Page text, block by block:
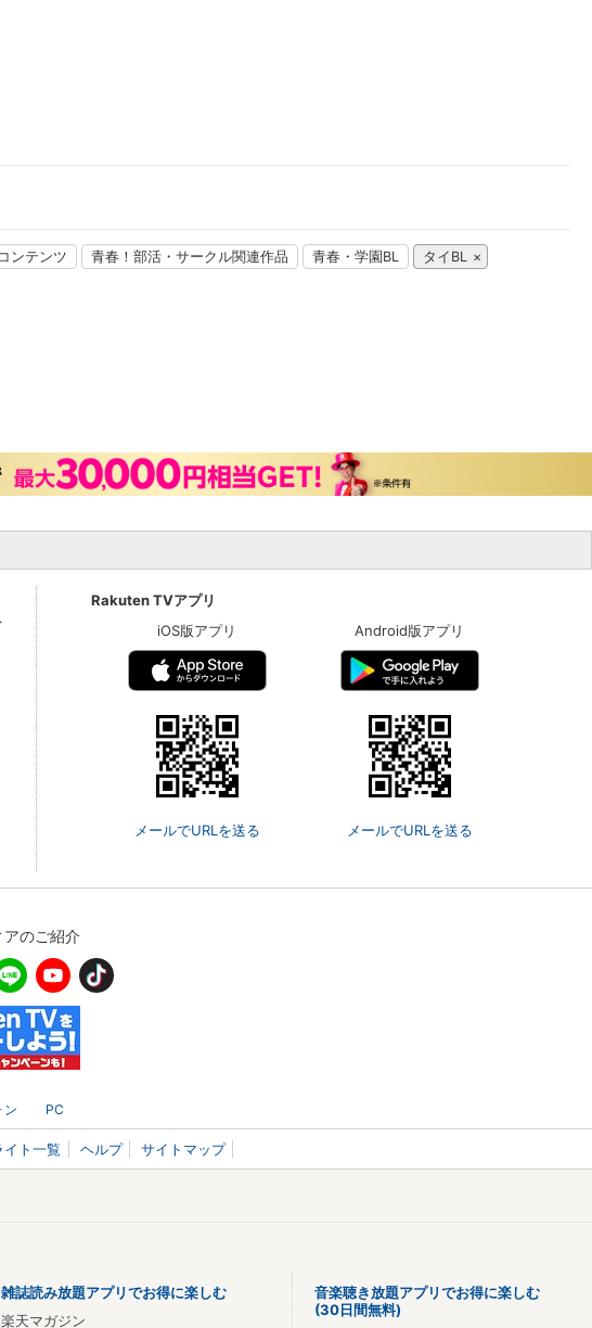
ンテンツ 青春！部活・サークル関連作品 青春・学園BL
タイBL
Rakuten TVアプリ
iOS版アプリ
メールでURLを送る
Android版アプリ
メールでURLを送る
のご紹介
ン PC
イト一覧 ヘルプ サイトマップ
雑誌読み放題アプリでお得に楽しむ
楽天マガジン
音楽聴き放題アプリでお得に楽しむ
(30日間無料)